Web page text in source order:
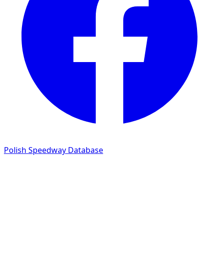
Polish Speedway Database